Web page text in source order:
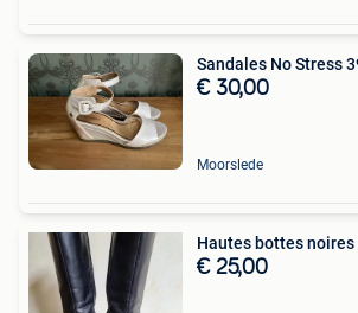
Sandales No Stress
€ 30,00
Moorslede
Hautes bottes noires
€ 25,00